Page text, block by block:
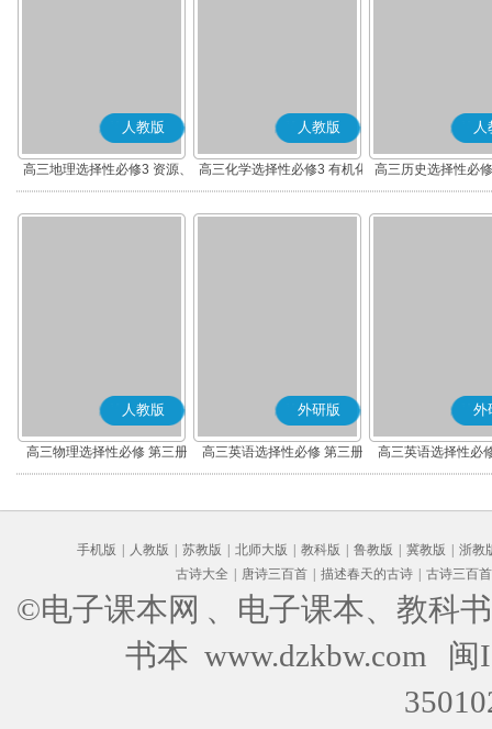
人教版
高三地理选择性必修3 资源、
环境与国家安全
人教版
高三化学选择性必修3 有机化
学基础
人
高三历史选择性必
流与传播(部
人教版
高三物理选择性必修 第三册
外研版
高三英语选择性必修 第三册
外
高三英语选择性必
手机版 人教版 苏教版 北师大版 教科版 鲁教版 冀教版
浙教
古诗大全
唐诗三百首 描述春天的古诗 古诗三百首
©电子课本网 、电子课本、教科
书本 www.dzkbw.com
闽